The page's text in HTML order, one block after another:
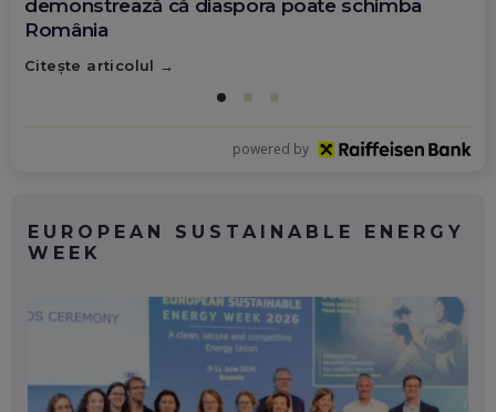
demonstrează că diaspora poate schimba
România
Citește articolul
powered by
EUROPEAN SUSTAINABLE ENERGY
WEEK